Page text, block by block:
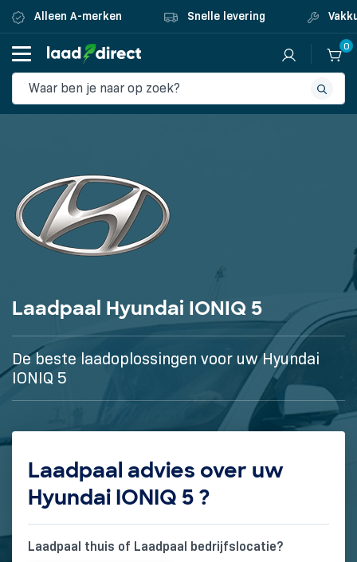
Alleen A-merken Snelle levering
0
Laadpaal Hyundai IONIQ 5
De beste laadoplossingen voor uw Hyundai
IONIQ 5
Laadpaal advies over uw
Hyundai IONIQ 5 ?
Laadpaal thuis of Laadpaal bedrijfslocatie?